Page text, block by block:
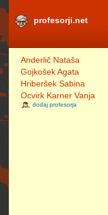
profesorji.net
Anderlič Nataša
Gojkošek Agata
Hriberšek Sabina
Ocvirk Karner Vanja
dodaj profesorja